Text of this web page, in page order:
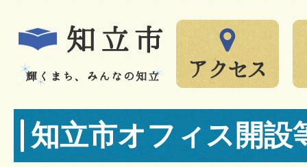
知立市オフィス開設